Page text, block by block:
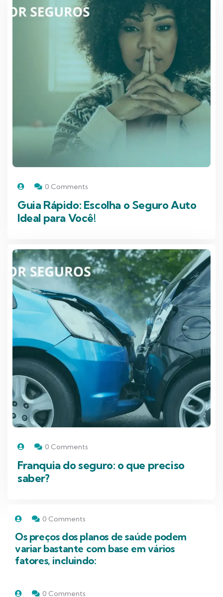
0 Comments
Guia Rápido: Escolha o Seguro Auto
Ideal para Você!
0 Comments
Franquia do seguro: o que preciso
saber?
0 Comments
Os preços dos planos de saúde podem
variar bastante com base em vários
fatores, incluindo:
0 Comments